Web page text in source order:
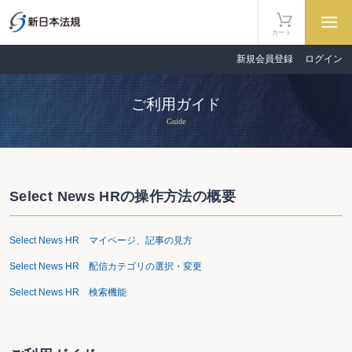
カート
新規会員登録 ログイン
ご利用ガイド
Guide
Select News HRの操作方法の概要
Select News HR マイページ、記事の見方
Select News HR 配信カテゴリの選択・変更
Select News HR 検索機能